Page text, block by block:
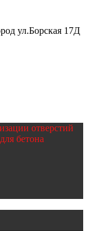
ул.Борская 17Д
отверстий
бетона